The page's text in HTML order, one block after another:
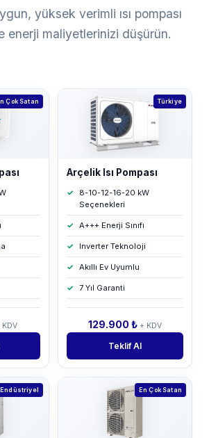
yüksek verimli ısı pompası
enerji maliyetlerinizi düşürün.
Çok Satan
KDV
Türkiye
Arçelik Isı Pompası
8-10-12-16-20 kW
Seçenekleri
A+++ Enerji Sınıfı
Inverter Teknoloji
Akıllı Ev Uyumlu
7 Yıl Garanti
129.900 ₺ + KDV
Teklif Al
Endüstriyel En Çok Satan